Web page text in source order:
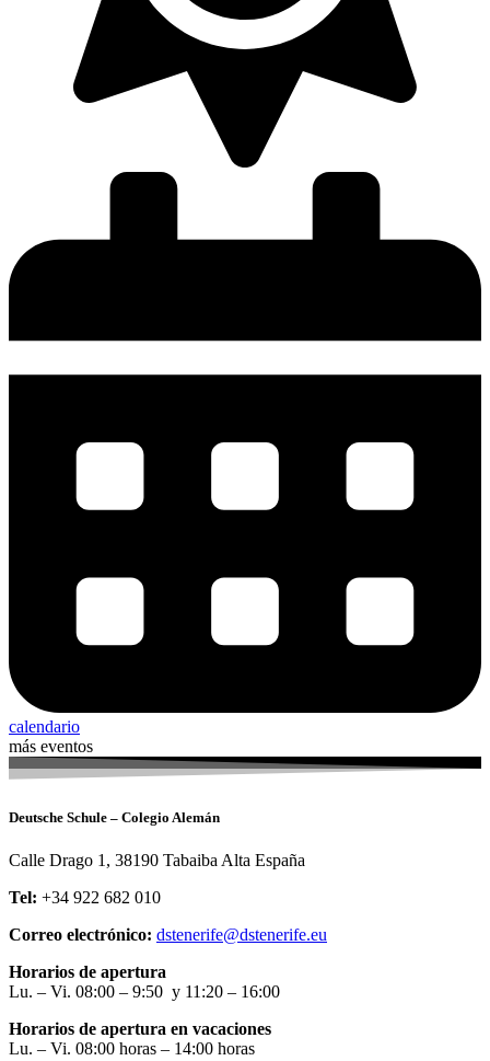
calendario
más eventos
Deutsche Schule – Colegio Alemán
Calle Drago 1, 38190 Tabaiba Alta España
Tel: +34 922 682 010
Correo electrónico: dstenerife@dstenerife.eu
Horarios de apertura
Lu. – Vi. 08:00 – 9:50 y 11:20 – 16:00
Horarios de apertura en vacaciones
Lu. – Vi. 08:00 horas – 14:00 horas